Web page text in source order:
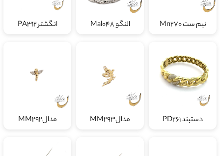
نیم ست Mn270 النگو Mal048 انگشتر PA312
دستبند PD261 مدالMM293 مدالMM292